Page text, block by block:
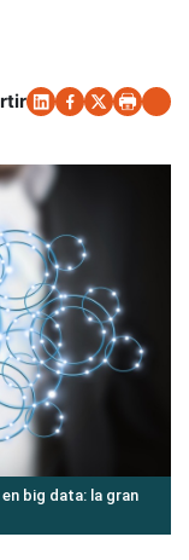
big data: la gran